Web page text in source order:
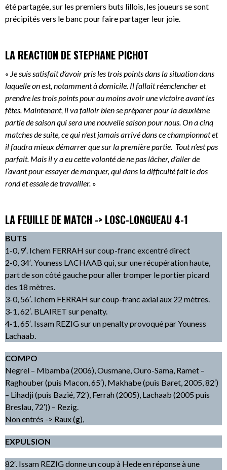
été partagée, sur les premiers buts lillois, les joueurs se sont
précipités vers le banc pour faire partager leur joie.
LA REACTION DE STEPHANE PICHOT
« Je suis satisfait d’avoir pris les trois points dans la situation dans
laquelle on est, notamment à domicile. Il fallait réenclencher et
prendre les trois points pour au moins avoir une victoire avant les
fêtes. Maintenant, il va falloir bien se préparer pour la deuxième
partie de saison qui sera une nouvelle saison pour nous. On a cinq
matches de suite, ce qui n’est jamais arrivé dans ce championnat et
il faudra mieux démarrer que sur la première partie. Tout n’est pas
parfait. Mais il y a eu cette volonté de ne pas lâcher, d’aller de
l’avant pour essayer de marquer, qui dans la difficulté fait le dos
rond et essaie de travailler. »
LA FEUILLE DE MATCH -> LOSC-LONGUEAU 4-1
BUTS
1-0, 9′. Ichem FERRAH sur coup-franc excentré direct
2-0, 34′. Youness LACHAAB qui, sur une récupération haute,
part de son côté gauche pour aller tromper le portier picard
des 18 mètres.
3-0, 56′. Ichem FERRAH sur coup-franc axial aux 22 mètres.
3-1, 62′. BLAIRET sur penalty.
4-1, 65′. Issam REZIG sur un penalty provoqué par Youness
Lachaab.
COMPO
Negrel – Mbamba (2006), Ousmane, Ouro-Sama, Ramet –
Raghouber (puis Macon, 65′), Makhabe (puis Baret, 2005, 82′)
– Lihadji (puis Bazié, 72′), Ferrah (2005), Lachaab (2005 puis
Breslau, 72′)) – Rezig.
Non entrés -> Raux (g),
EXPULSION
82′. Issam REZIG donne un coup à Hede en réponse à une